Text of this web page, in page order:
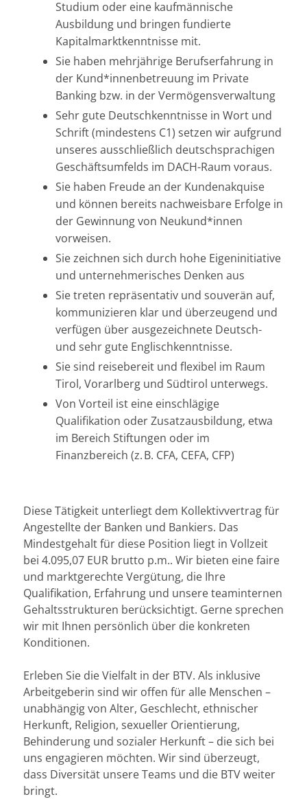
Studium oder eine kaufmännische
Ausbildung und bringen fundierte
Kapitalmarktkenntnisse mit.
Sie haben mehrjährige Berufserfahrung in
der Kund*innenbetreuung im Private
Banking bzw. in der Vermögensverwaltung
Sehr gute Deutschkenntnisse in Wort und
Schrift (mindestens C1) setzen wir aufgrund
unseres ausschließlich deutschsprachigen
Geschäftsumfelds im DACH-Raum voraus.
Sie haben Freude an der Kundenakquise
und können bereits nachweisbare Erfolge in
der Gewinnung von Neukund*innen
vorweisen.
Sie zeichnen sich durch hohe Eigeninitiative
und unternehmerisches Denken aus
Sie treten repräsentativ und souverän auf,
kommunizieren klar und überzeugend und
verfügen über ausgezeichnete Deutsch-
und sehr gute Englischkenntnisse.
Sie sind reisebereit und flexibel im Raum
Tirol, Vorarlberg und Südtirol unterwegs.
Von Vorteil ist eine einschlägige
Qualifikation oder Zusatzausbildung, etwa
im Bereich Stiftungen oder im
Finanzbereich (z. B. CFA, CEFA, CFP)
Diese Tätigkeit unterliegt dem Kollektivvertrag für
Angestellte der Banken und Bankiers. Das
Mindestgehalt für diese Position liegt in Vollzeit
bei 4.095,07 EUR brutto p.m.. Wir bieten eine faire
und marktgerechte Vergütung, die Ihre
Qualifikation, Erfahrung und unsere teaminternen
Gehaltsstrukturen berücksichtigt. Gerne sprechen
wir mit Ihnen persönlich über die konkreten
Konditionen.
Erleben Sie die Vielfalt in der BTV. Als inklusive
Arbeitgeberin sind wir offen für alle Menschen –
unabhängig von Alter, Geschlecht, ethnischer
Herkunft, Religion, sexueller Orientierung,
Behinderung und sozialer Herkunft – die sich bei
uns engagieren möchten. Wir sind überzeugt,
dass Diversität unsere Teams und die BTV weiter
bringt.